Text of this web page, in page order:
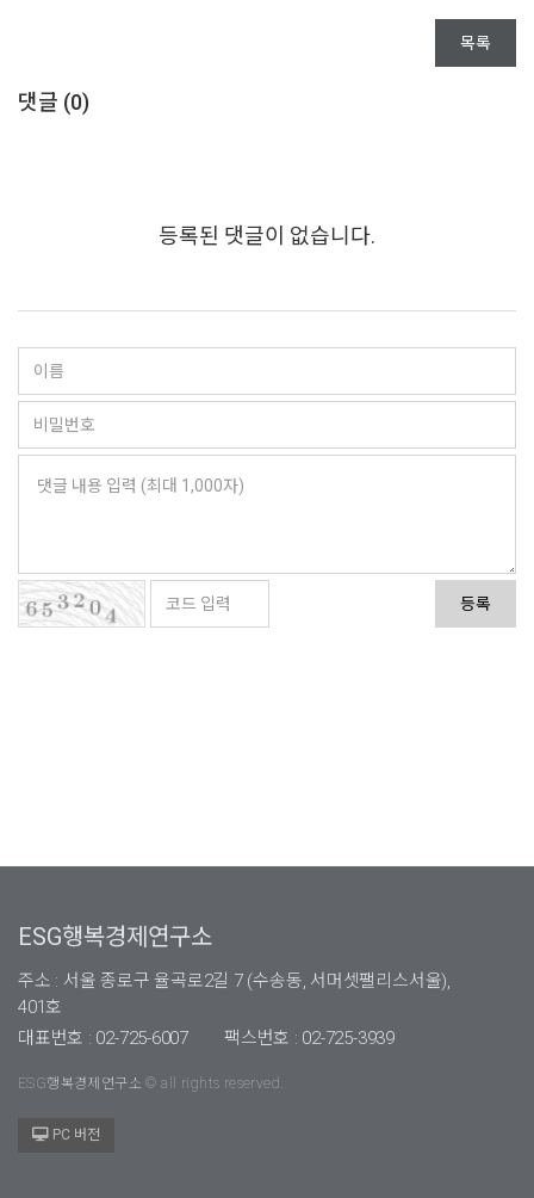
목록
댓글 (0)
등록된 댓글이 없습니다.
등록
ESG행복경제연구소
주소 : 서울 종로구 율곡로2길 7 (수송동, 서머셋팰리스서울),
401호
대표번호 : 02-725-6007
팩스번호 : 02-725-3939
ESG행복경제연구소 © all rights reserved.
PC 버전